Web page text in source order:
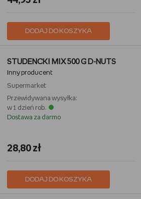
DODAJ DO KOSZYKA
STUDENCKI MIX 500 G D-NUTS
Inny producent
Supermarket
Przewidywana wysyłka:
w 1 dzień rob.
Dostawa za darmo
28,80 zł
DODAJ DO KOSZYKA